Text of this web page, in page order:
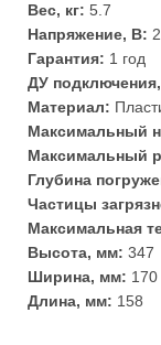
Вес, кг: 5.7
Напряжение, В:
Гарантия: 1 год
ДУ
Материал:
Максимальный
Максимальный
Глубина
Частицы
Максимальная
Высота, мм: 347
Ширина, мм: 170
Длина, мм: 158